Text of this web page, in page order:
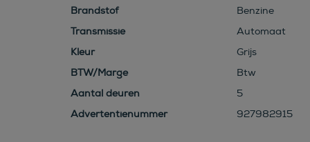
Brandstof
Benzine
Transmissie
Automaat
Kleur
Grijs
BTW/Marge
Btw
Aantal deuren
5
Advertentienummer
927982915